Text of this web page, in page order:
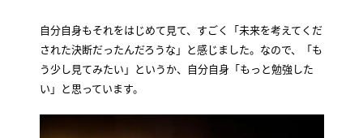
自分自身もそれをはじめて見て、すごく「未来を考えてくだ
された決断だったんだろうな」と感じました。なので、「も
う少し見てみたい」というか、自分自身「もっと勉強した
い」と思っています。